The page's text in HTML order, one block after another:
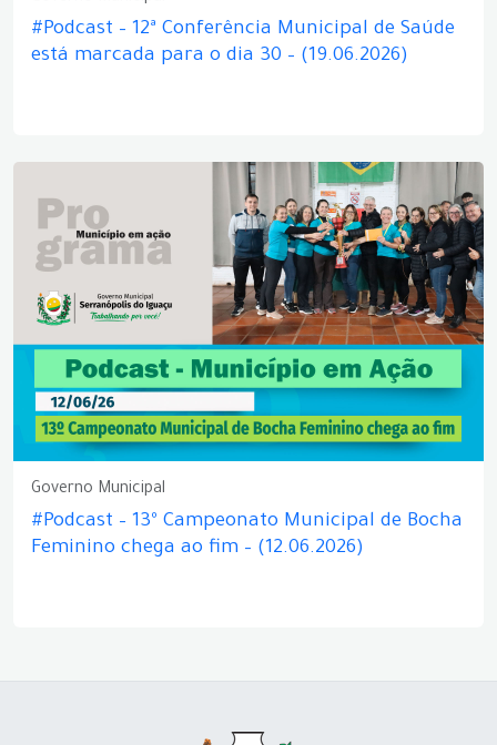
#Podcast – 12ª Conferência Municipal de Saúde
está marcada para o dia 30 – (19.06.2026)
Governo Municipal
#Podcast – 13º Campeonato Municipal de Bocha
Feminino chega ao fim – (12.06.2026)